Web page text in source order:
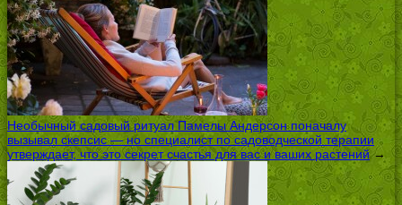
Необычный садовый ритуал Памелы Андерсон поначалу
вызывал скепсис — но специалист по садоводческой терапии
утверждает, что это секрет счастья для вас и ваших растений→